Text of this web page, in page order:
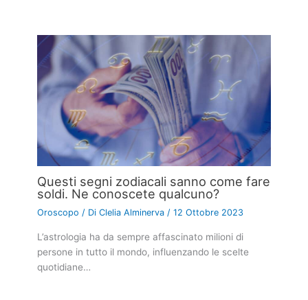
Questi segni zodiacali sanno come fare
soldi. Ne conoscete qualcuno?
Oroscopo / DiClelia Alminerva/12 Ottobre 2023
L’astrologia ha da sempre affascinato milioni di
persone in tutto il mondo, influenzando le scelte
quotidiane…